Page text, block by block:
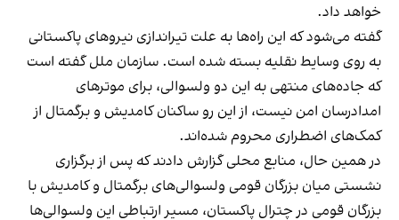
خواهد داد.
گفته می‌شود که این راه‌ها به علت تیراندازی نیروهای پاکستانی
به روی وسایط نقلیه بسته شده است. سازمان ملل گفته است
که جاده‌های منتهی به این دو ولسوالی، برای موترهای
امدادرسان امن نیست، از این رو ساکنان کامدیش و برگمتال از
کمک‌های اضطراری محروم شده‌اند.
در همین حال، منابع محلی گزارش دادند که پس از برگزاری
نشستی میان بزرگان قومی ولسوالی‌های برگمتال و کامدیش با
بزرگان قومی در چترال پاکستان، مسیر ارتباطی این ولسوالی‌ها